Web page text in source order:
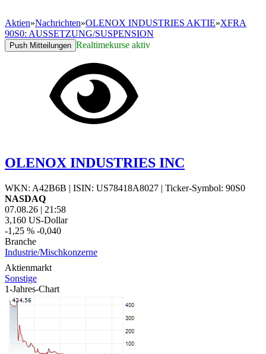
Aktien»Nachrichten»OLENOX INDUSTRIES AKTIE»XFRA
90S0: AUSSETZUNG/SUSPENSION
Push Mitteilungen Realtimekurse aktiv
OLENOX INDUSTRIES INC
WKN: A42B6B | ISIN: US78418A8027 | Ticker-Symbol: 90S0
NASDAQ
07.08.26 | 21:58
3,160 US-Dollar
-1,25 % -0,040
Branche
Industrie/Mischkonzerne
Aktienmarkt
Sonstige
1-Jahres-Chart